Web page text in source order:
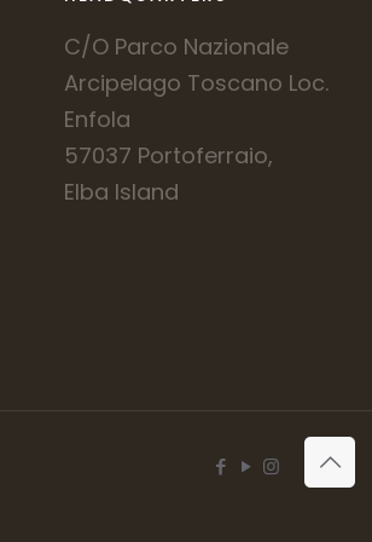
C/O Parco Nazionale
Arcipelago Toscano Loc.
Enfola
57037 Portoferraio,
Elba Island